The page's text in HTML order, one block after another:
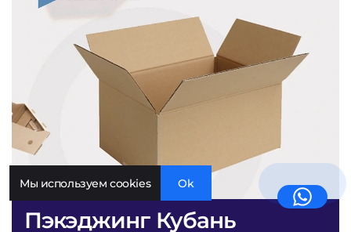
Пэкэджинг Кубань
Мы используем cookies Ok